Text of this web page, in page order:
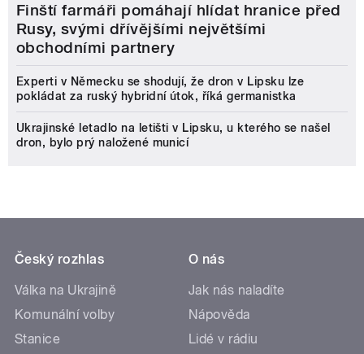
Finští farmáři pomáhají hlídat hranice před
Rusy, svými dřívějšími největšími
obchodními partnery
Experti v Německu se shodují, že dron v Lipsku lze
pokládat za ruský hybridní útok, říká germanistka
Ukrajinské letadlo na letišti v Lipsku, u kterého se našel
dron, bylo prý naložené municí
Český rozhlas
Válka na Ukrajině
Komunální volby
Stanice
O nás
Jak nás naladíte
Nápověda
Lidé v rádiu